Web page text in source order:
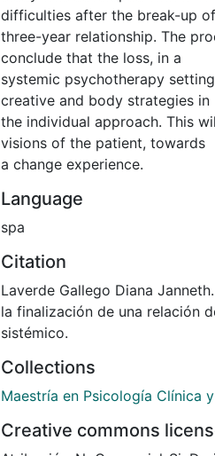
difficulties after the break-up
three-year relationship. The
conclude that the loss, in a
systemic psychotherapy
creative and body strategies in
the individual approach. This
visions of the patient, towards
a change experience.
Language
spa
Citation
Laverde Gallego Diana
la finalización de una relación
sistémico.
Collections
Maestría en Psicología Clínica
Creative commons